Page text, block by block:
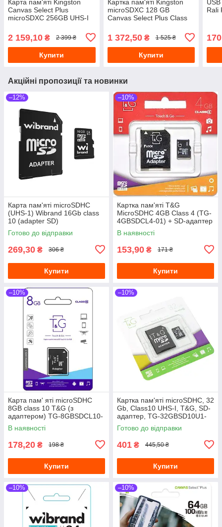
Карта пам'яті Kingston
Canvas Select Plus
microSDXC 256GB UHS-I
(SDCS2/256GB)
2 159,10 ₴ 2 399 ₴
Купити
Картка пам'яті Kingston
microSDXC 128 GB
Canvas Select Plus Class
(SDCS/128GB)
1 372,50₴ 1 525 ₴
Купити
Rali
Акційні пропозиції та новинки
–12%
Карта пам'яті microSDHC
(UHS-1) Wibrand 16Gb class
10 (adapter SD)
(WICDHU1/16GB-A)
Готово до відправки
269,30 ₴ 306 ₴
Купити
–10%
Картка пам'яті T&G
MicroSDHC 4GB Class 4 (TG-
4GBSDCL4-01) + SD-адаптер
В наявності
153,90 ₴ 171 ₴
Купити
–10%
Карта пам' яті microSDHC
8GB class 10 T&G (з
адаптером) TG-8GBSDCL10-
01
В наявності
178,20 ₴ 198 ₴
Купити
–10%
Картка пам'яті microSDHC, 32
Gb, Class10 UHS-I, T&G, SD-
адаптер, TG-32GBSD10U1-
01
Готово до відправки
401 ₴ 445,50 ₴
Купити
–10% –10%